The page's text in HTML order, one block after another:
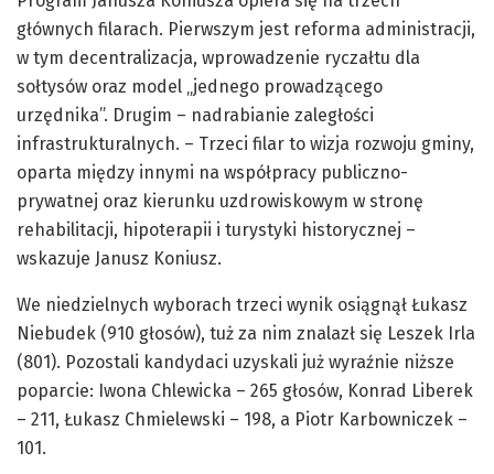
głównych filarach. Pierwszym jest reforma administracji,
w tym decentralizacja, wprowadzenie ryczałtu dla
sołtysów oraz model „jednego prowadzącego
urzędnika”. Drugim – nadrabianie zaległości
infrastrukturalnych. – Trzeci filar to wizja rozwoju gminy,
oparta między innymi na współpracy publiczno-
prywatnej oraz kierunku uzdrowiskowym w stronę
rehabilitacji, hipoterapii i turystyki historycznej –
wskazuje Janusz Koniusz.
We niedzielnych wyborach trzeci wynik osiągnął Łukasz
Niebudek (910 głosów), tuż za nim znalazł się Leszek Irla
(801). Pozostali kandydaci uzyskali już wyraźnie niższe
poparcie: Iwona Chlewicka – 265 głosów, Konrad Liberek
– 211, Łukasz Chmielewski – 198, a Piotr Karbowniczek –
101.